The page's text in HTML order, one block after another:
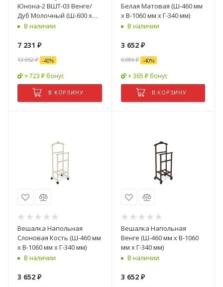
Юнона-2 ВШТ-03 Венге/
Дуб Молочный (Ш-600 х
В-2036 х Г-358 мм)
В наличии
7 231 ₽
12 052₽ -40%
+ 723 ₽ бонус
В КОРЗИНУ
Белая Матовая (Ш-460 мм
x В-1060 мм x Г-340 мм)
В наличии
3 652₽
6 086₽ -40%
+ 365 ₽ бонус
В КОРЗИНУ
Вешалка Напольная
Слоновая Кость (Ш-460 мм
x В-1060 мм x Г-340 мм)
В наличии
3 652 ₽
Вешалка Напольная
Венге (Ш-460 мм x В-1060
мм x Г-340 мм)
В наличии
3 652₽